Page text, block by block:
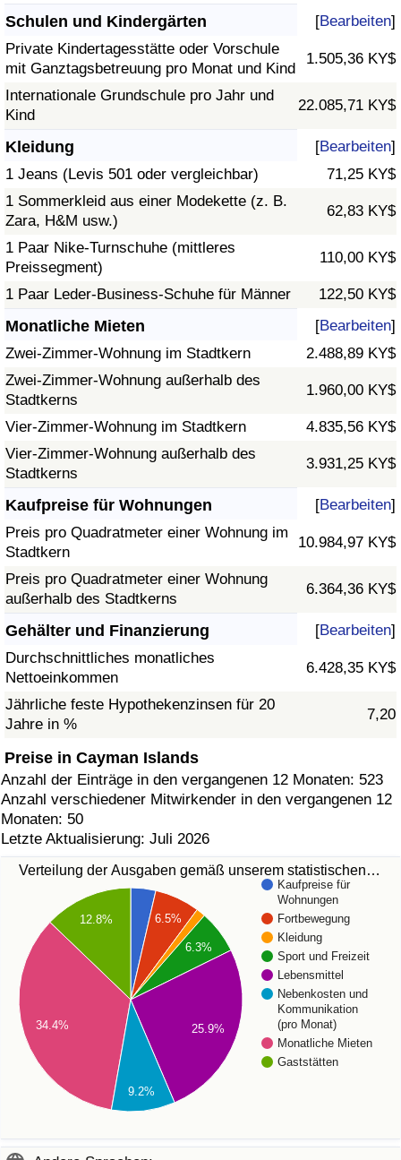
Schulen und Kindergärten [Bearbeiten]
Private Kindertagesstätte oder Vorschule
mit Ganztagsbetreuung pro Monat und Kind
1.505,36 KY$
Internationale Grundschule pro Jahr und
Kind
22.085,71 KY$
Kleidung [Bearbeiten]
1 Jeans (Levis 501 oder vergleichbar)
71,25 KY$
1 Sommerkleid aus einer Modekette (z. B.
Zara, H&M usw.)
62,83 KY$
1 Paar Nike-Turnschuhe (mittleres
Preissegment)
110,00 KY$
1 Paar Leder-Business-Schuhe für Männer 122,50 KY$
Monatliche Mieten [Bearbeiten]
Zwei-Zimmer-Wohnung im Stadtkern
2.488,89 KY$
Zwei-Zimmer-Wohnung außerhalb des
Stadtkerns
1.960,00 KY$
Vier-Zimmer-Wohnung im Stadtkern
4.835,56 KY$
Vier-Zimmer-Wohnung außerhalb des
Stadtkerns
3.931,25 KY$
Kaufpreise für Wohnungen [Bearbeiten]
Preis pro Quadratmeter einer Wohnung im
Stadtkern
10.984,97 KY$
Preis pro Quadratmeter einer Wohnung
außerhalb des Stadtkerns
6.364,36 KY$
Gehälter und Finanzierung [Bearbeiten]
Durchschnittliches monatliches
Nettoeinkommen
6.428,35 KY$
Jährliche feste Hypothekenzinsen für 20
Jahre in %
7,20
Preise in Cayman Islands
Anzahl der Einträge in den vergangenen 12 Monaten: 523
Anzahl verschiedener Mitwirkender in den vergangenen 12
Monaten: 50
Letzte Aktualisierung: Juli 2026
Verteilung der Ausgaben gemäß unserem statistischen…
Kaufpreise für
Wohnungen
Fortbewegung
Kleidung
Sport und Freizeit
Lebensmittel
Nebenkosten und
Kommunikation
(pro Monat)
Monatliche Mieten
Gaststätten
6.5%
6.3%
25.9%
12.8%
34.4%
9.2%